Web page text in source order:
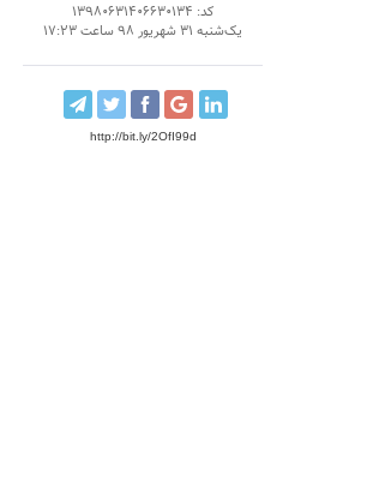
کد: 13980631406630134
یک‌شنبه 31 شهریور 98 ساعت 17:23
http://bit.ly/2OfI99d